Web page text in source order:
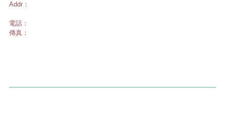
Addr：
電話：
傳真：